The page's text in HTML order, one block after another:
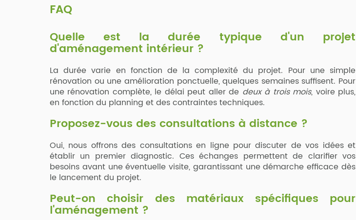
FAQ
Quelle est la durée typique d'un projet
d'aménagement intérieur ?
La durée varie en fonction de la complexité du projet. Pour une simple
rénovation ou une amélioration ponctuelle, quelques semaines suffisent. Pour
une rénovation complète, le délai peut aller de deux à trois mois, voire plus,
en fonction du planning et des contraintes techniques.
Proposez-vous des consultations à distance ?
Oui, nous offrons des consultations en ligne pour discuter de vos idées et
établir un premier diagnostic. Ces échanges permettent de clarifier vos
besoins avant une éventuelle visite, garantissant une démarche efficace dès
le lancement du projet.
Peut-on choisir des matériaux spécifiques pour
l'aménagement ?